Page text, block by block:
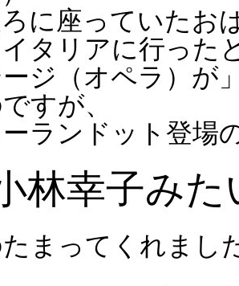
に座っていたお
タリアに行った
ジ（オペラ）が
すが、
ーランドット登場
林幸子み
たまってくれまし